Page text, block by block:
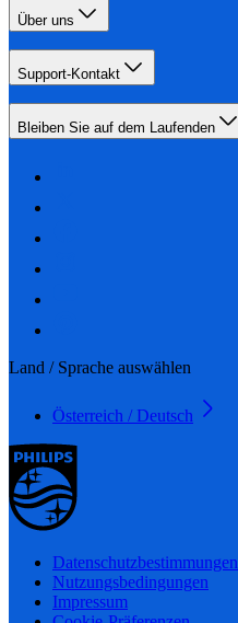
Über uns
Support-Kontakt
Bleiben Sie auf dem Laufenden
Land / Sprache auswählen
Österreich / Deutsch
Datenschutzbestimmungen
Nutzungsbedingungen
Impressum